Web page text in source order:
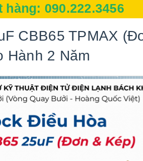
hàng: 090.222.3456
CBB65 TPMAX
Hành 2 Năm